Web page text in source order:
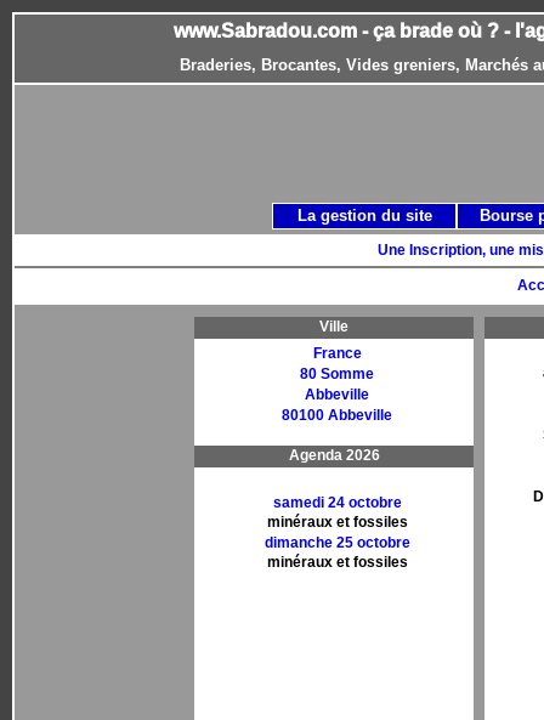
www.Sabradou.com - ça brade où ? -
Braderies, Brocantes, Vides greniers, Marchés
Une Inscription, une
Ville
France
80 Somme
Abbeville
80100 Abbeville
Agenda 2026
samedi 24 octobre
minéraux et fossiles
dimanche 25 octobre
minéraux et fossiles
La gestion du site Bourse